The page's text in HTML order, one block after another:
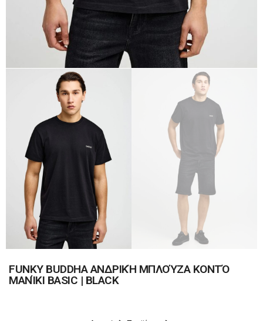
FUNKY BUDDHA ΑΝΔΡΙΚΉ ΜΠΛΟΎΖΑ ΚΟΝΤΌ
ΜΑΝΊΚΙ BASIC | BLACK